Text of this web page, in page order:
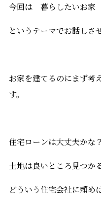
今回は 暮らしたいお家
というテーマでお話しさ
お家を建てるのにまず考
す。
住宅ローンは大丈夫かな？
土地は良いところ見つか
どういう住宅会社に